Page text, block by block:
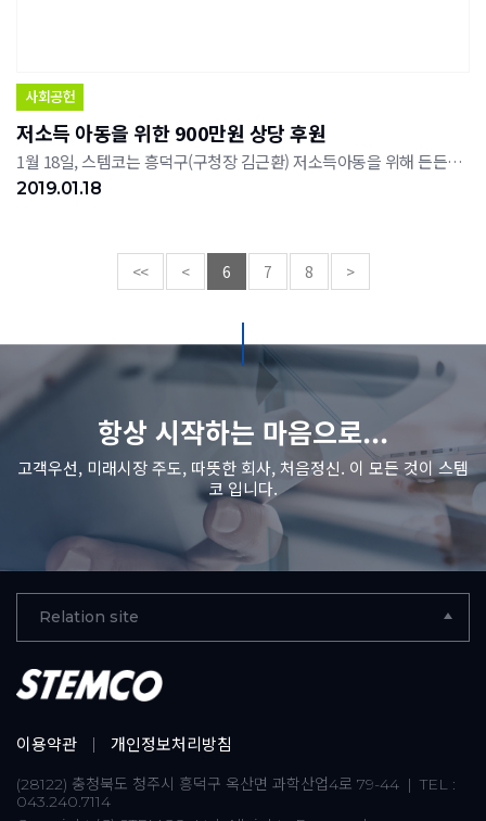
사회공헌
저소득 아동을 위한 900만원 상당 후원
1월 18일, 스템코는 흥덕구(구청장 김근환) 저소득아동을 위해 든든하게 새학기를 준비할 수 있도록 장학금(500만원)과 교복구입비(400만원)를 기탁했다.
2019.01.18
<< < 6 7 8 >
항상 시작하는 마음으로...
고객우선, 미래시장 주도, 따뜻한 회사, 처음정신. 이 모든 것이 스템
코 입니다.
이용약관 개인정보처리방침
(28122) 충청북도 청주시 흥덕구 옥산면 과학산업4로 79-44 | TEL :
043.240.7114
Relation site